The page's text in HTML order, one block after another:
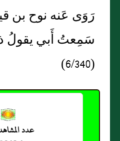
رَوَى عَنه نوح بن
سَمِعتُ أَبي يقولُ
(6/340)
عدد